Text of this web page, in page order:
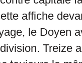
affiche
le Doyen
Treize